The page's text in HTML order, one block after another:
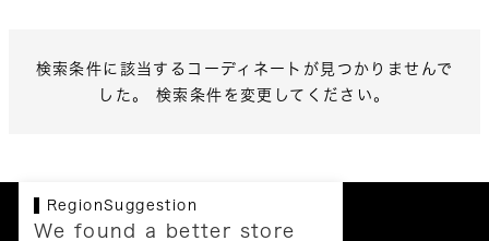
検索条件に該当するコーディネートが見つかりませんで
した。 検索条件を変更してください。
RegionSuggestion
We found a better store